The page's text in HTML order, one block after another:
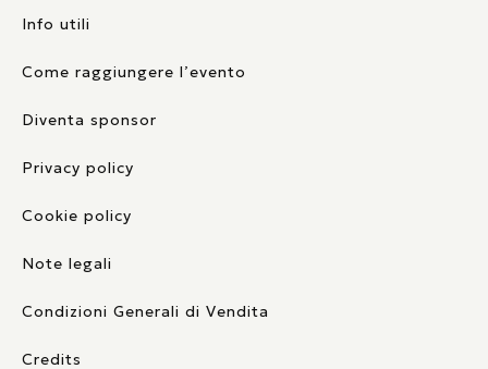
Info utili
Come raggiungere l’evento
Diventa sponsor
Privacy policy
Cookie policy
Note legali
Condizioni Generali di Vendita
Credits